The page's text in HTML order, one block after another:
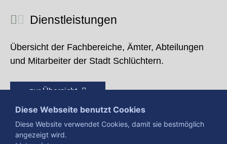
Dienstleistungen
Übersicht der Fachbereiche, Ämter, Abteilungen
und Mitarbeiter der Stadt Schlüchtern.
zur Übersicht
Diese Webseite benutzt Cookies
Diese Website verwendet Cookies, damit sie bestmöglich
angezeigt wird.